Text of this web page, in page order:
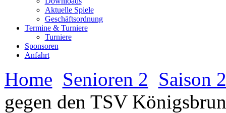
Aktuelle Spiele
Geschäftsordnung
Termine & Turniere
Turniere
Sponsoren
Anfahrt
Home Senioren 2 Saison
gegen den TSV